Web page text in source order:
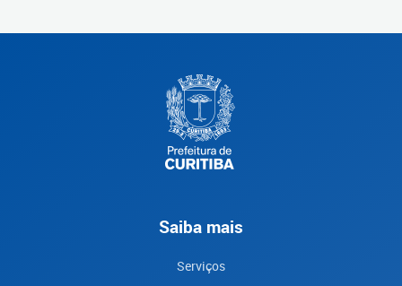
Saiba mais
Serviços